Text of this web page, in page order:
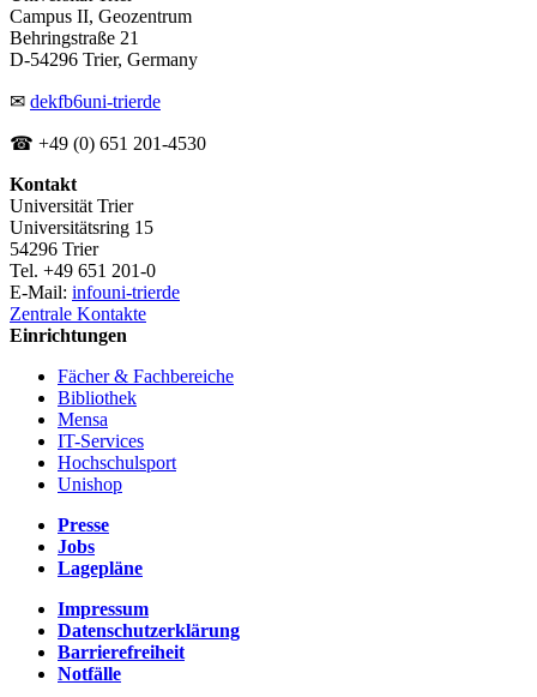
Campus II, Geozentrum
Behringstraße 21
D-54296 Trier, Germany
✉ dekfb6uni-trierde
☎ +49 (0) 651 201-4530
Kontakt
Universität Trier
Universitätsring 15
54296 Trier
Tel. +49 651 201-0
E-Mail: infouni-trierde
Zentrale Kontakte
Einrichtungen
Fächer & Fachbereiche
Bibliothek
Mensa
IT-Services
Hochschulsport
Unishop
Presse
Jobs
Lagepläne
Impressum
Datenschutzerklärung
Barrierefreiheit
Notfälle